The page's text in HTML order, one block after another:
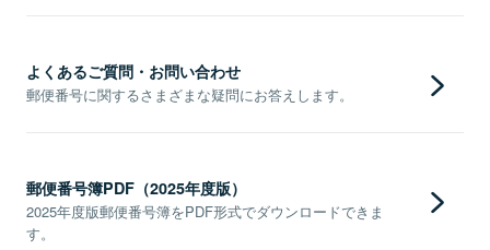
よくあるご質問・お問い合わせ
郵便番号に関するさまざまな疑問にお答えします。
郵便番号簿PDF（2025年度版）
2025年度版郵便番号簿をPDF形式でダウンロードできま
す。